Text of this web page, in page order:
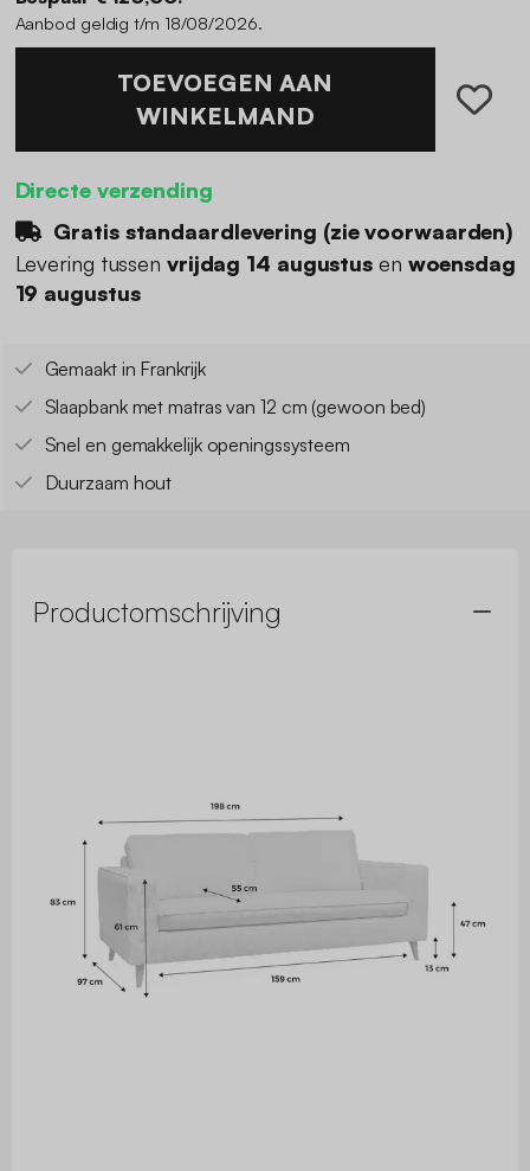
Aanbod geldig t/m 18/08/2026.
TOEVOEGEN AAN
WINKELMAND
Directe verzending
Gratis standaardlevering (zie voorwaarden)
Levering tussen vrijdag 14 augustus en woensdag
19 augustus
Gemaakt in Frankrijk
Slaapbank met matras van 12 cm (gewoon bed)
Snel en gemakkelijk openingssysteem
Duurzaam hout
Productomschrijving